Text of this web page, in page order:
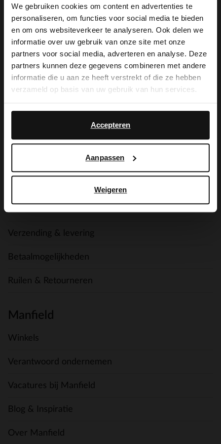
We gebruiken cookies om content en advertenties te
personaliseren, om functies voor social media te bieden
en om ons websiteverkeer te analyseren. Ook delen we
informatie over uw gebruik van onze site met onze
partners voor social media, adverteren en analyse. Deze
partners kunnen deze gegevens combineren met andere
informatie die u aan ze heeft verstrekt of die ze hebben
verzameld op basis van uw gebruik van hun services.
Accepteren
Aanpassen
Weigeren
De My Manfield
voordelen wachten
op je.
AANMELDEN MY MANFIELD
Meer over My Manfield
Verzending & levering
Betaalmogelijkheden
Ruilen & Retourneren
Manfield
Winkels
Verantwoord ondernemen
Vacatures bij Manfield
Blog & Inspiratie
Over Manfield
×
View this website in English?
It looks like your language isn't Dutch. Would
you like to switch to English?
English